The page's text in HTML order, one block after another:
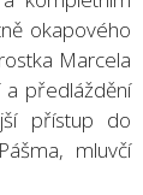
okapového
Marcela
a předláždění
přístup do
mluvčí